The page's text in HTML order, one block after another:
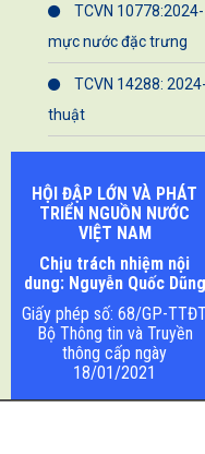
TCVN
mực nước đặc trưng
TCVN 14288:
thuật
HỘI ĐẬP LỚN VÀ PHÁT
TRIỂN NGUỒN NƯỚC
VIỆT NAM
Chịu trách nhiệm nội
dung: Nguyễn Quốc Dũng
Giấy phép số: 68/GP-
Bộ Thông tin và Truyền
thông cấp ngày
18/01/2021